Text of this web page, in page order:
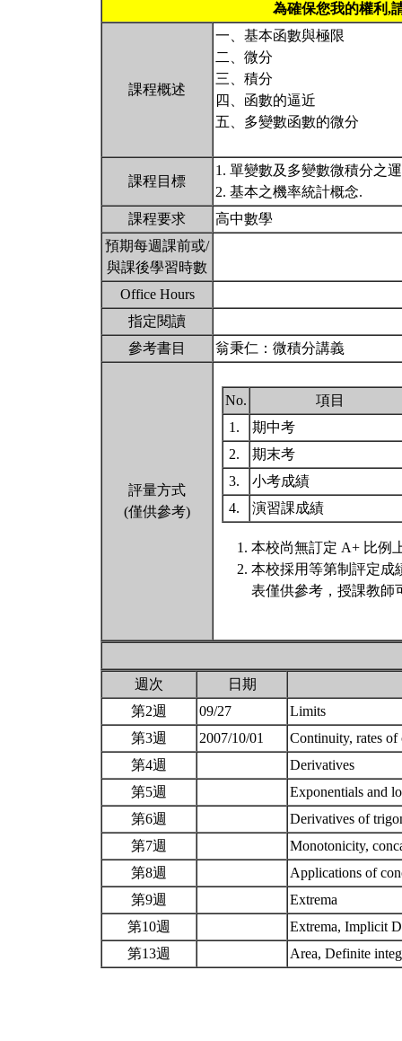
為確保您我的權利,
課程概述
一、基本函數與極限
二、微分
三、積分
四、函數的逼近
五、多變數函數的微分
課程目標
1. 單變數及多變數微積分之
2. 基本之機率統計概念.
課程要求
高中數學
預期每週課前或/
與課後學習時數
Office Hours
指定閱讀
參考書目
翁秉仁：微積分講義
評量方式
(僅供參考)
No.
項目
1.
期中考
2.
期末考
3.
小考成績
4.
演習課成績
本校尚無訂定 A+ 比例
本校採用等第制評定成
表僅供參考，授課教師
週次
日期
第2週
09/27
Limits
第3週
2007/10/01
Continuity, rates
第4週
Derivatives
第5週
Exponentials and
第6週
Derivatives of
第7週
Monotonicity,
第8週
Applications of
第9週
Extrema
第10週
Extrema, Implicit
第13週
Area, Definite